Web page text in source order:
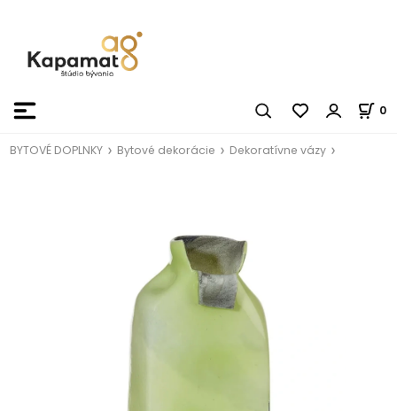
0
BYTOVÉ DOPLNKY Bytové dekorácie Dekoratívne vázy